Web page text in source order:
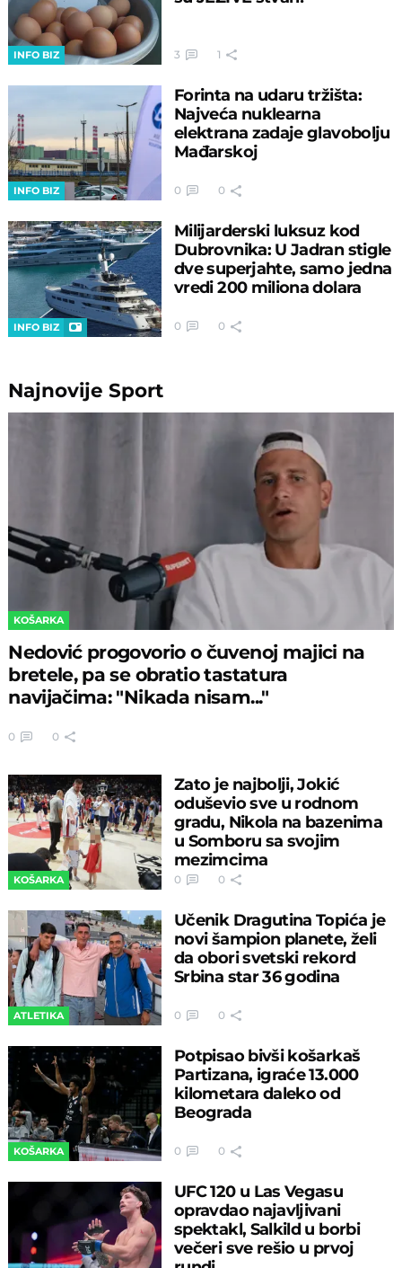
INFO BIZ 3 1
INFO BIZ
Forinta na udaru tržišta:
Najveća nuklearna
elektrana zadaje glavobolju
Mađarskoj
0 0
INFO BIZ
Milijarderski luksuz kod
Dubrovnika: U Jadran stigle
dve superjahte, samo jedna
vredi 200 miliona dolara
0 0
NajnovijeSport
KOŠARKA
Nedović progovorio o čuvenoj majici na
bretele, pa se obratio tastatura
navijačima: "Nikada nisam..."
0 0
KOŠARKA
Zato je najbolji, Jokić
oduševio sve u rodnom
gradu, Nikola na bazenima
u Somboru sa svojim
mezimcima
0 0
ATLETIKA
Učenik Dragutina Topića je
novi šampion planete, želi
da obori svetski rekord
Srbina star 36 godina
0 0
KOŠARKA
Potpisao bivši košarkaš
Partizana, igraće 13.000
kilometara daleko od
Beograda
0 0
UFC 120 u Las Vegasu
opravdao najavljivani
spektakl, Salkild u borbi
večeri sve rešio u prvoj